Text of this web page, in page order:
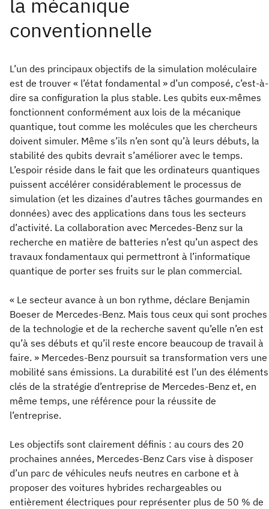
L’un des principaux objectifs de la simulation moléculaire
est de trouver « l’état fondamental » d’un composé, c’est-à-
dire sa configuration la plus stable. Les qubits eux-mêmes
fonctionnent conformément aux lois de la mécanique
quantique, tout comme les molécules que les chercheurs
doivent simuler. Même s’ils n’en sont qu’à leurs débuts, la
stabilité des qubits devrait s’améliorer avec le temps.
L’espoir réside dans le fait que les ordinateurs quantiques
puissent accélérer considérablement le processus de
simulation (et les dizaines d’autres tâches gourmandes en
données) avec des applications dans tous les secteurs
d’activité. La collaboration avec Mercedes-Benz sur la
recherche en matière de batteries n’est qu’un aspect des
travaux fondamentaux qui permettront à l’informatique
quantique de porter ses fruits sur le plan commercial.
« Le secteur avance à un bon rythme, déclare Benjamin
Boeser de Mercedes-Benz. Mais tous ceux qui sont proches
de la technologie et de la recherche savent qu’elle n’en est
qu’à ses débuts et qu’il reste encore beaucoup de travail à
faire. » Mercedes-Benz poursuit sa transformation vers une
mobilité sans émissions. La durabilité est l’un des éléments
clés de la stratégie d’entreprise de Mercedes-Benz et, en
même temps, une référence pour la réussite de
l’entreprise.
Les objectifs sont clairement définis : au cours des 20
prochaines années, Mercedes-Benz Cars vise à disposer
d’un parc de véhicules neufs neutres en carbone et à
proposer des voitures hybrides rechargeables ou
entièrement électriques pour représenter plus de 50 % de